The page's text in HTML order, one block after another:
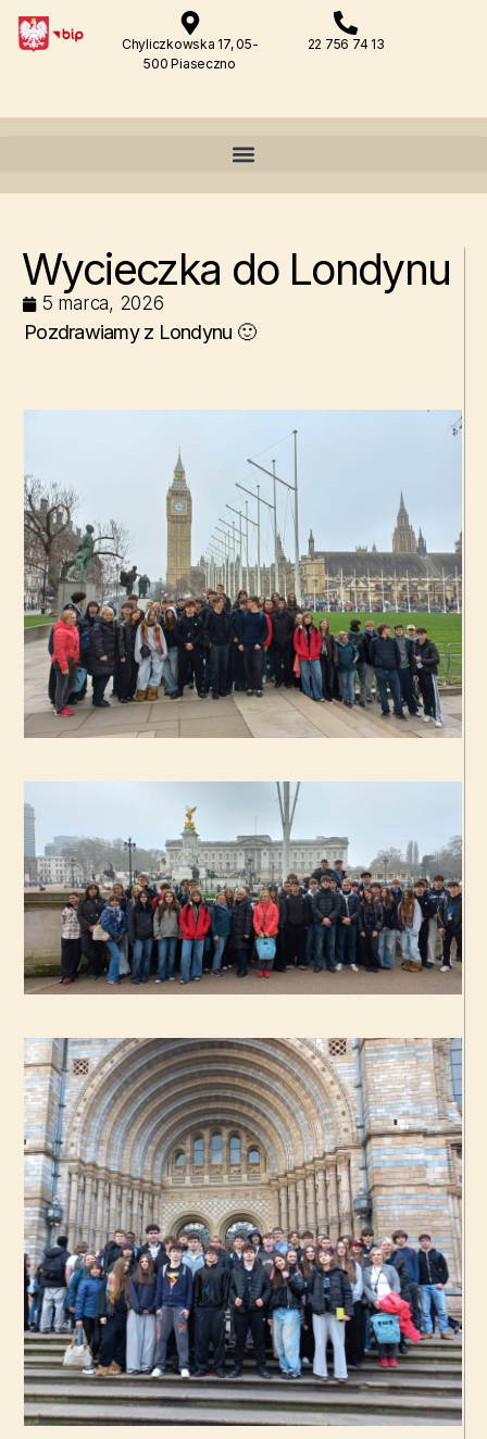
Chyliczkowska 17, 05-
500 Piaseczno
22 756 74 13
Wycieczka do Londynu
5 marca, 2026
Pozdrawiamy z Londynu 🙂